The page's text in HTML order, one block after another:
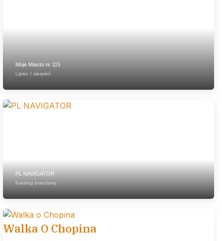
Moje Miasto nr 115
Lipiec / sierpień
PL NAVIGATOR
Katalog branżowy
Walka O Chopina